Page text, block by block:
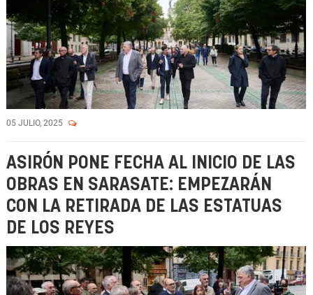
05 JULIO, 2025
ASIRÓN PONE FECHA AL INICIO DE LAS
OBRAS EN SARASATE: EMPEZARÁN
CON LA RETIRADA DE LAS ESTATUAS
DE LOS REYES